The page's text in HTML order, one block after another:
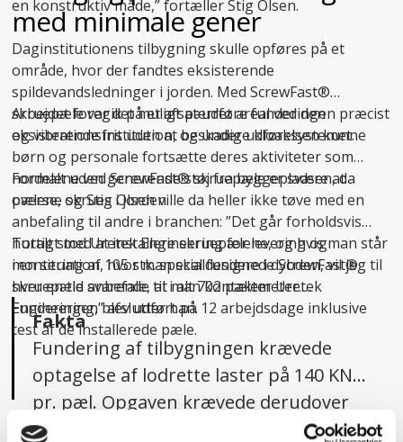
en konstruktiv måde,” fortæller Stig Olsen.
med minimale gener
Daginstitutionens tilbygning skulle opføres på et
område, hvor der fandtes eksisterende
spildevandsledninger i jorden. Med ScrewFast®
skruepæle var det muligt at udføre funderingen præcist
og vibrationsfrit uden at beskadige kloaksystemet.
Arbejdet foregik på et afspærret areal ved den
eksisterende institution, og under udførelsen kunne
børn og personale fortsætte deres aktiviteter som
normalt uden generende støj fra byggepladsen, da
pælene skrues i jorden.
Fordelene ved ScrewFast® skruepæle er svære at
overse, og Stig Olsen ville da heller ikke tøve med en
anbefaling til andre i branchen: ”Det går forholdsvis
hurtigt med at installere skruepælene, og hvis man står
i en situation, hvor man skal fundere i dybden, vil jeg til
hver en tid anbefale, at man kontakter Uretek
Engineering,” afslutter han.
Totalt stod Uretek Engineering for levering og
montering af 105 stk. specialdesignede ScrewFast®
skruepæle svarende til i alt 702 pælemeter.
Funderingen blev udført på 12 arbejdsdage inklusive
test af de installerede pæle.
Fakta
Fundering af tilbygningen krævede
optagelse af lodrette laster på 140 KN
pr. pæl. Opgaven krævede derudover
10 stk. skråpæle til optagelse af